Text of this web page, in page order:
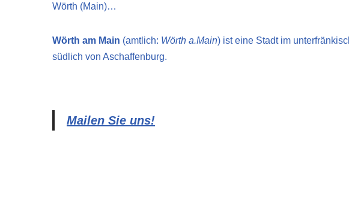
Wörth (Main)…
Wörth am Main (amtlich: Wörth a.Main) ist eine Stadt im
südlich von Aschaffenburg.
Mailen Sie uns!